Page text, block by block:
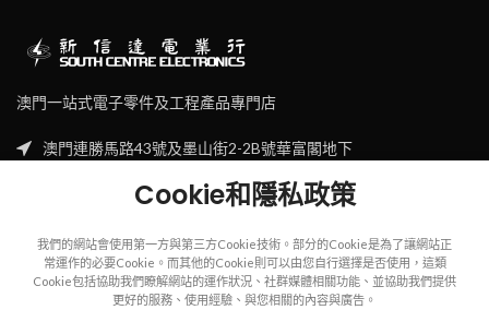
澳門一站式電子零件及工程產品專門店
澳門連勝馬路43號及墨山街2-2B號華富閣地下
Cookie和隱私政策
我們的網站會使用第一方與第三方Cookie技術。部分的Cookie是為了讓網站正
常運作的必要Cookie。而其他的Cookie則可以由您自行選擇是否使用，這類
Cookie包括協助我們瞭解網站的運作狀況、社群媒體相關功能、並協助我們提供
更好的服務、使用經驗、與您相關的內容與廣告。